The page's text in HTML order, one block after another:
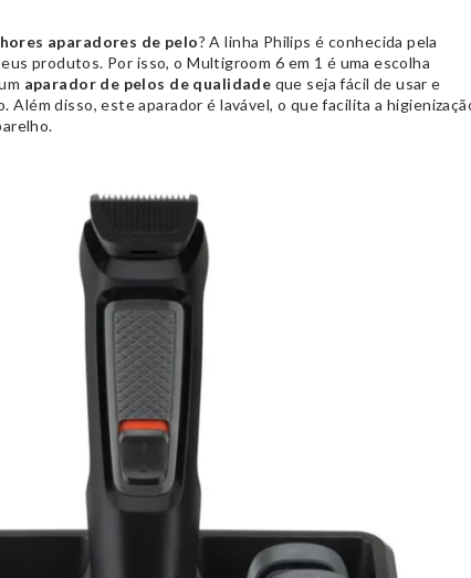
aparadores de pelo? A linha Philips é conhecida pela
produtos. Por isso, o Multigroom 6 em 1 é uma escolha
aparador de pelos de qualidade que seja fácil de usar e
Além disso, este aparador é lavável, o que facilita a